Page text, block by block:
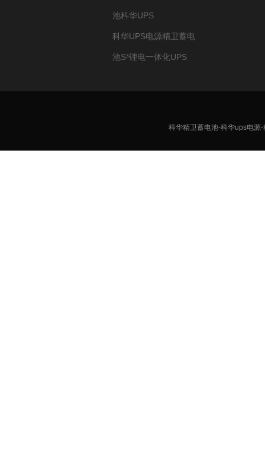
池科华UPS
科华UPS电源精卫蓄电
池S³锂电一体化UPS
科华精卫蓄电池-科华ups电源